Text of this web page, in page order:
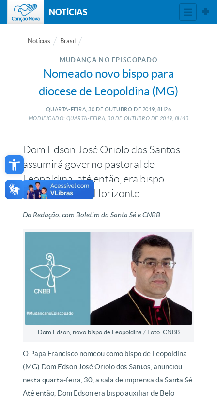
Open toolbar
NOTÍCIAS
Notícias Brasil
MUDANÇA NO EPISCOPADO
Nomeado novo bispo para
diocese de Leopoldina (MG)
QUARTA-FEIRA, 30 DE OUTUBRO DE 2019, 8H26
MODIFICADO: QUARTA-FEIRA, 30 DE OUTUBRO DE 2019, 8H43
Dom Edson José Oriolo dos Santos
assumirá governo pastoral de
Leopoldina; até então, era bispo
auxiliar de Belo Horizonte
Da Redação, com Boletim da Santa Sé e CNBB
Dom Edson, novo bispo de Leopoldina / Foto: CNBB
O Papa Francisco nomeou como bispo de Leopoldina
(MG) Dom Edson José Oriolo dos Santos, anunciou
nesta quarta-feira, 30, a sala de imprensa da Santa Sé.
Até então, Dom Edson era bispo auxiliar de Belo